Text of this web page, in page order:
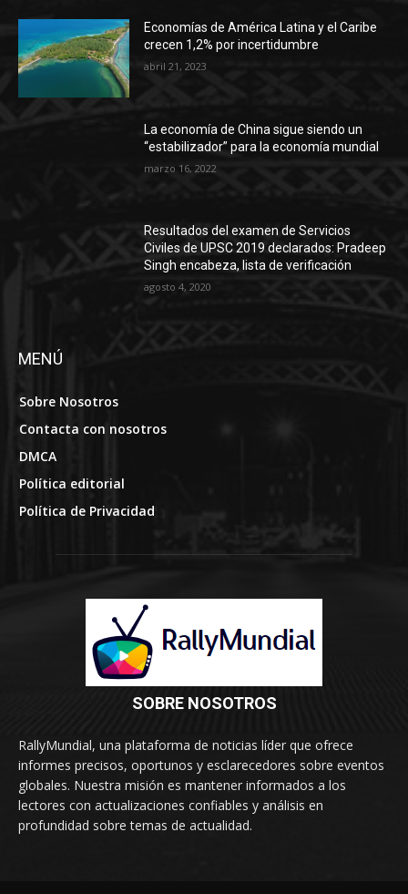
Economías de América Latina y el Caribe
crecen 1,2% por incertidumbre
abril 21, 2023
La economía de China sigue siendo un
“estabilizador” para la economía mundial
marzo 16, 2022
Resultados del examen de Servicios
Civiles de UPSC 2019 declarados: Pradeep
Singh encabeza, lista de verificación
agosto 4, 2020
MENÚ
Sobre Nosotros
Contacta con nosotros
DMCA
Política editorial
Política de Privacidad
SOBRE NOSOTROS
RallyMundial, una plataforma de noticias líder que ofrece
informes precisos, oportunos y esclarecedores sobre eventos
globales. Nuestra misión es mantener informados a los
lectores con actualizaciones confiables y análisis en
profundidad sobre temas de actualidad.